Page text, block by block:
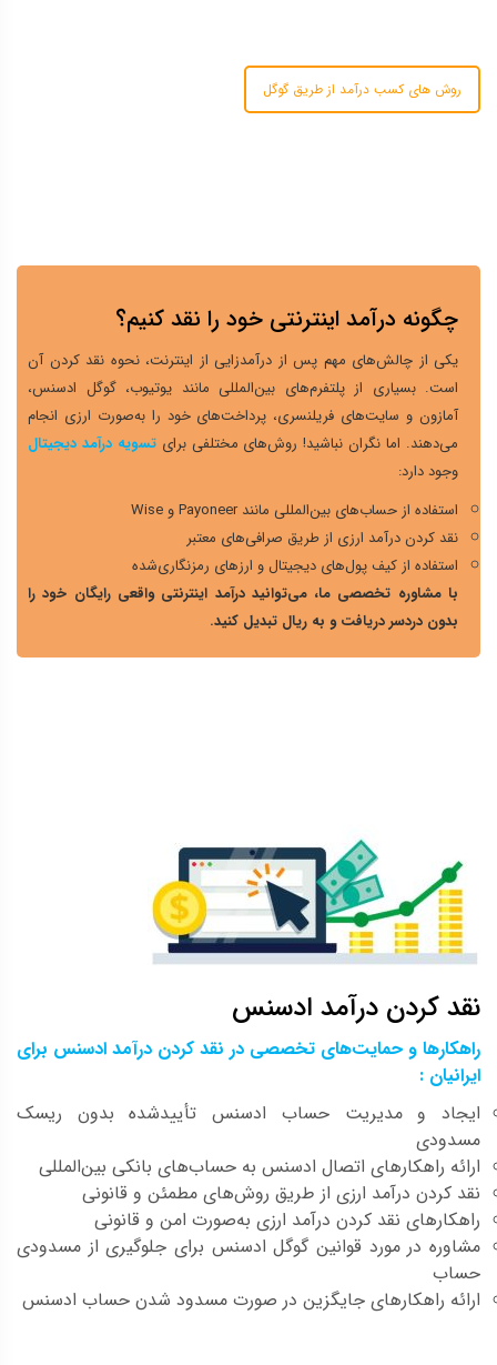
روش های کسب درآمد از طریق گوگل
چگونه درآمد اینترنتی خود را نقد کنیم؟
یکی از چالش‌های مهم پس از درآمدزایی از اینترنت، نحوه نقد کردن آن
است. بسیاری از پلتفرم‌های بین‌المللی مانند یوتیوب، گوگل ادسنس،
آمازون و سایت‌های فریلنسری، پرداخت‌های خود را به‌صورت ارزی انجام
می‌دهند. اما نگران نباشید! روش‌های مختلفی برایتسویه درآمد دیجیتال
وجود دارد:
استفاده از حساب‌های بین‌المللی مانند Payoneer و Wise
نقد کردن درآمد ارزی از طریق صرافی‌های معتبر
استفاده از کیف پول‌های دیجیتال و ارزهای رمزنگاری‌شده
با مشاوره تخصصی ما، می‌توانید درآمد اینترنتی واقعی رایگان خود را
بدون دردسر دریافت و به ریال تبدیل کنید.
نقد کردن درآمد ادسنس
راهکارها و حمایت‌های تخصصی در نقد کردن درآمد ادسنس برای
ایرانیان :
ایجاد و مدیریت حساب ادسنس تأییدشده بدون ریسک
مسدودی
ارائه راهکارهای اتصال ادسنس به حساب‌های بانکی بین‌المللی
نقد کردن درآمد ارزی از طریق روش‌های مطمئن و قانونی
راهکارهای نقد کردن درآمد ارزی به‌صورت امن و قانونی
مشاوره در مورد قوانین گوگل ادسنس برای جلوگیری از مسدودی
حساب
ارائه راهکارهای جایگزین در صورت مسدود شدن حساب ادسنس